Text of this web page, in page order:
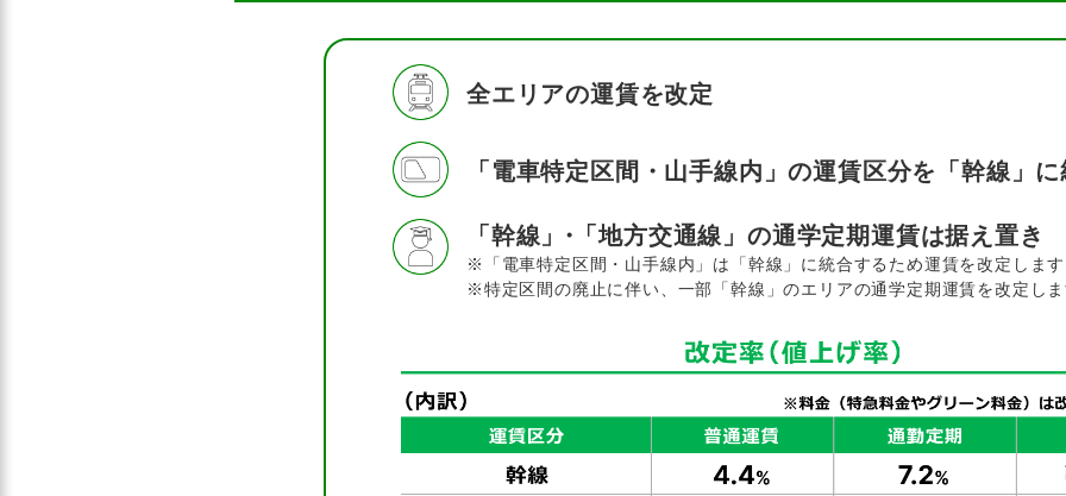
全エリアの運賃を改定
「電車特定区間・山手線内」の運賃区分を「幹線」
「幹線 」・ 「地方交通線」の通学定期運賃は据え置き
※「電車特定区間・山手線内」は「幹線」に統合するため運賃を改定しま
※特定区間の廃止に伴い、一部「幹線」のエリアの通学定期運賃を改定し